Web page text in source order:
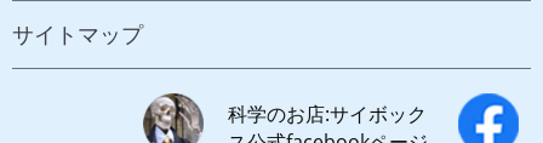
サイトマップ
科学のお店:サイボック